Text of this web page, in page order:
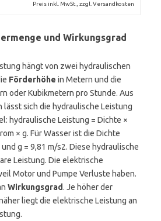
Preis inkl. MwSt., zzgl. Versandkosten
und Wirkungsgrad
hängt von zwei hydraulischen
Förderhöhe in Metern und die
oder Kubikmetern pro Stunde. Aus
lässt sich die hydraulische Leistung
hydraulische Leistung = Dichte ×
× g. Für Wasser ist die Dichte
g = 9,81 m/s2. Diese hydraulische
Leistung. Die elektrische
Motor und Pumpe Verluste haben.
Wirkungsgrad. Je höher der
liegt die elektrische Leistung an